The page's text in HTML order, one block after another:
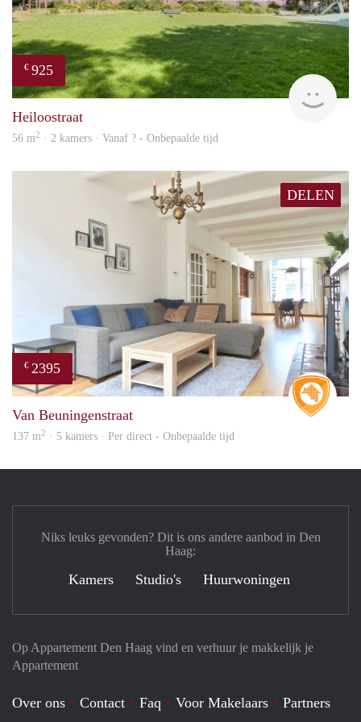
€ 925
Heiloostraat
56 m2 · 2 kamers · Vanaf ? - Onbepaalde tijd
DELEN
€ 2395
Real
Van Beuningenstraat
137 m2 · 5 kamers · Per direct - Onbepaalde tijd
Op Appartement Den Haag vind en verhuur je makkelijk je
Appartement
Over ons Contact Faq Voor Makelaars Partners
Niks leuks gevonden? Dit is ons andere aanbod in Den
Haag:
Kamers Studio's Huurwoningen